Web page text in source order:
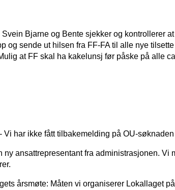
Bjarne og Bente sjekker og kontrollerer
og sende ut hilsen fra FF-FA til alle nye
at FF skal ha kakelunsj før påske på alle
har ikke fått tilbakemelding på OU-
ansattrepresentant fra administrasjonen. Vi
årsmøte: Måten vi organiserer Lokallaget